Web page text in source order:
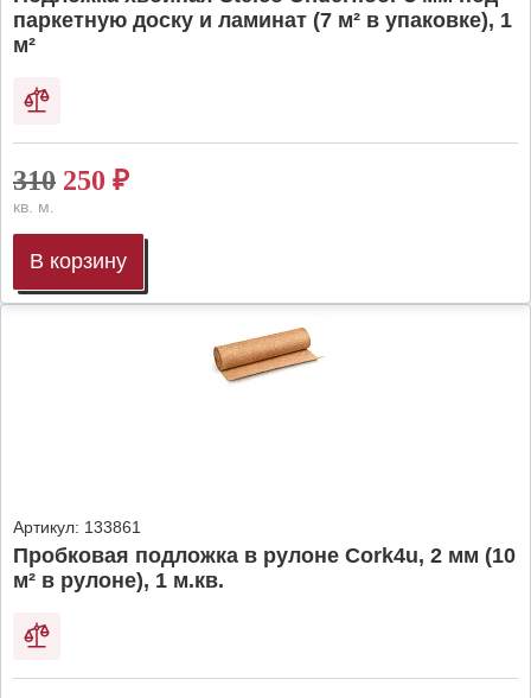
паркетную доску и ламинат (7 м² в упаковке), 1
м²
310 250 ₽
кв. м.
В корзину
Артикул: 133861
Пробковая подложка в рулоне Cork4u, 2 мм (10
м² в рулоне), 1 м.кв.